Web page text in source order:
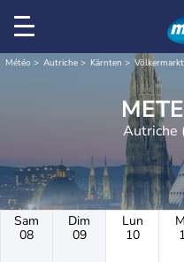
Météo Autriche Kärnten Völkermarkt
Autriche
Sam
08
Dim
09
Lun
10